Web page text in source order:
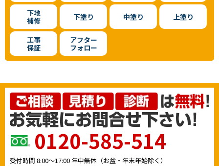
下地
補修
下塗り 中塗り 上塗り
工事
保証
アフター
フォロー
0120-585-514
受付時間 8:00〜17:00年中無休（お盆・年末年始除く）